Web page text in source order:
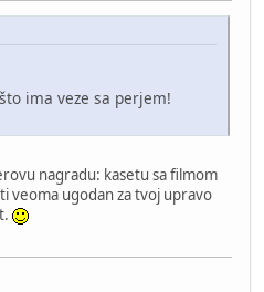
ima veze sa perjem!
nagradu: kasetu sa filmom
veoma ugodan za tvoj upravo